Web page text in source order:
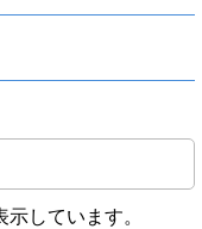
しています。